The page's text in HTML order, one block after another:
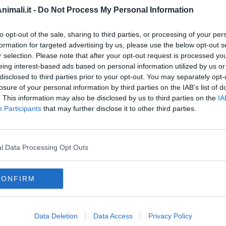
- Do Not Process My Personal Information
opt-out of the sale, sharing to third parties, or processing of your
for targeted advertising by us, please use the below opt-out
selection. Please note that after your opt-out request is processed
interest-based ads based on personal information utilized by us
to third parties prior to your opt-out. You may separately
of your personal information by third parties on the IAB’s list of
This information may also be disclosed by us to third parties on the
Participants that may further disclose it to other third parties.
Data Processing Opt Outs
Data Deletion Data Access Privacy Policy
del fuoco
Più Letti del mese
Incontri d'arte di Riccardo Ferrucci